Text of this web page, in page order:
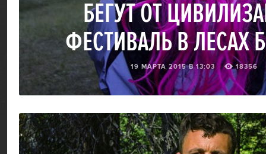
БЕГУТ ОТ
ФЕСТИВАЛЬ В ЛЕСАХ
19 МАРТА 2015 В 13:03 18356